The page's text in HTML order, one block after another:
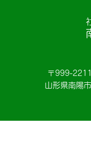
〒999-2211
山形県南陽